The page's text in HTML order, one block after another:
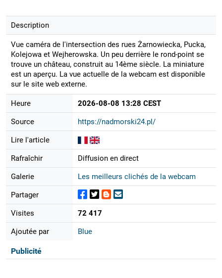
Description
Vue caméra de l'intersection des rues Żarnowiecka, Pucka,
Kolejowa et Wejherowska. Un peu derrière le rond-point se
trouve un château, construit au 14ème siècle. La miniature
est un aperçu. La vue actuelle de la webcam est disponible
sur le site web externe.
Heure 2026-08-08 13:28 CEST
Source https://nadmorski24.pl/
Lire l'article
Rafraîchir Diffusion en direct
Galerie Les meilleurs clichés de la webcam
Partager
Visites 72 417
Ajoutée par Blue
Publicité